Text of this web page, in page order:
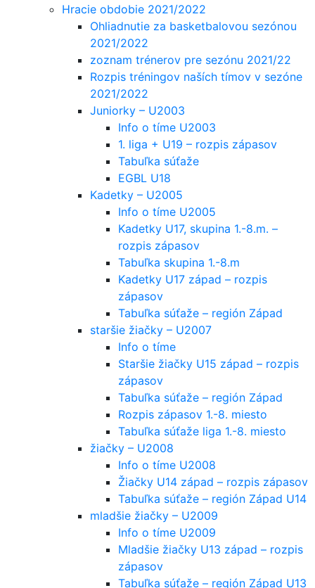
Hracie obdobie 2021/2022
Ohliadnutie za basketbalovou sezónou
2021/2022
zoznam trénerov pre sezónu 2021/22
Rozpis tréningov naších tímov v sezóne
2021/2022
Juniorky – U2003
Info o tíme U2003
1. liga + U19 – rozpis zápasov
Tabuľka súťaže
EGBL U18
Kadetky – U2005
Info o tíme U2005
Kadetky U17, skupina 1.-8.m. –
rozpis zápasov
Tabuľka skupina 1.-8.m
Kadetky U17 západ – rozpis
zápasov
Tabuľka súťaže – región Západ
staršie žiačky – U2007
Info o tíme
Staršie žiačky U15 západ – rozpis
zápasov
Tabuľka súťaže – región Západ
Rozpis zápasov 1.-8. miesto
Tabuľka súťaže liga 1.-8. miesto
žiačky – U2008
Info o tíme U2008
Žiačky U14 západ – rozpis zápasov
Tabuľka súťaže – región Západ U14
mladšie žiačky – U2009
Info o tíme U2009
Mladšie žiačky U13 západ – rozpis
zápasov
Tabuľka súťaže – región Západ U13